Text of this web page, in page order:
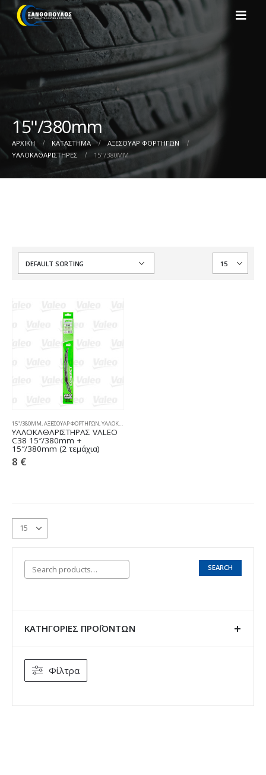
15"/380mm
ΑΡΧΙΚΉ ΚΑΤΆΣΤΗΜΑ
ΑΞΕΣΟΥΑΡ ΦΟΡΤΗΓΩΝ
ΥΑΛΟΚΑΘΑΡΙΣΤΗΡΕΣ
15"/380MM
15"/380MM,ΑΞΕΣΟΥΑΡ ΦΟΡΤΗΓΩΝ,ΥΑΛΟΚΑΘΑΡΙΣΤΗΡΕΣ
ΥΑΛΟΚΑΘΑΡIΣΤΗΡΑΣ VALEO
C38 15″/380mm +
15″/380mm (2 τεμάχια)
8 €
SEARCH
ΚΑΤΗΓΟΡΊΕΣ ΠΡΟΪΌΝΤΩΝ
Φίλτρα